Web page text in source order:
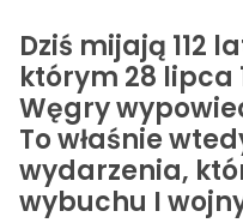
Dziś mijają 112
którym 28 lipca
Węgry
To właśnie
wydarzenia,
wybuchu I